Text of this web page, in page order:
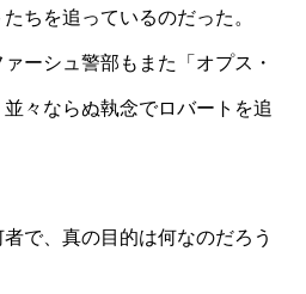
ちを追っているのだった。
ーシュ警部もまた「オプス・
々ならぬ執念でロバートを追
で、真の目的は何なのだろう